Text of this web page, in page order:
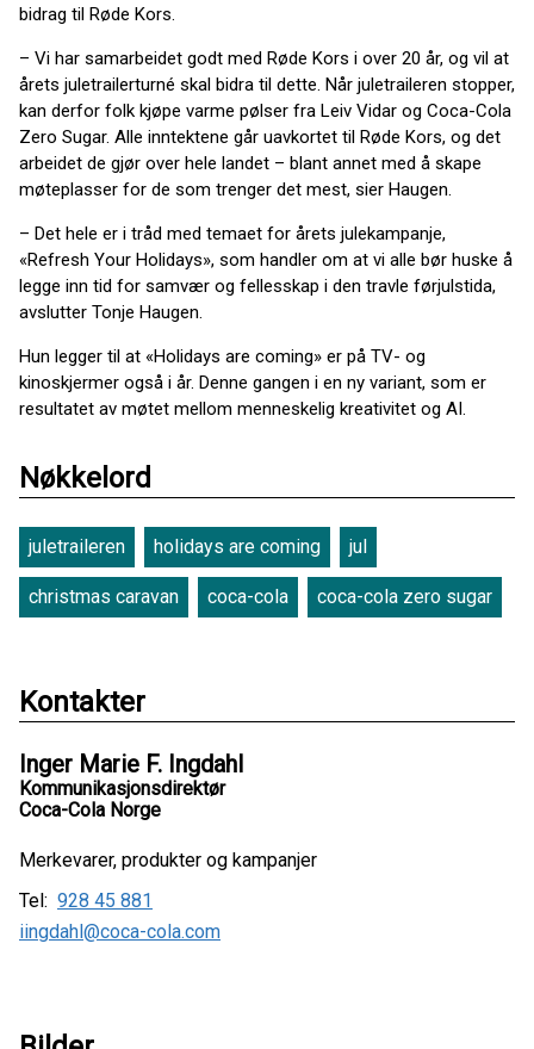
bidrag til Røde Kors.
– Vi har samarbeidet godt med Røde Kors i over 20 år, og vil at
årets juletrailerturné skal bidra til dette. Når juletraileren stopper,
kan derfor folk kjøpe varme pølser fra Leiv Vidar og Coca-Cola
Zero Sugar. Alle inntektene går uavkortet til Røde Kors, og det
arbeidet de gjør over hele landet – blant annet med å skape
møteplasser for de som trenger det mest, sier Haugen.
– Det hele er i tråd med temaet for årets julekampanje,
«Refresh Your Holidays», som handler om at vi alle bør huske å
legge inn tid for samvær og fellesskap i den travle førjulstida,
avslutter Tonje Haugen.
Hun legger til at «Holidays are coming» er på TV- og
kinoskjermer også i år. Denne gangen i en ny variant, som er
resultatet av møtet mellom menneskelig kreativitet og AI.
Nøkkelord
juletraileren holidays are coming jul
christmas caravan coca-cola coca-cola zero sugar
Kontakter
Inger Marie F. Ingdahl
Kommunikasjonsdirektør
Coca-Cola Norge
Merkevarer, produkter og kampanjer
Tel: 928 45 881
iingdahl@coca-cola.com